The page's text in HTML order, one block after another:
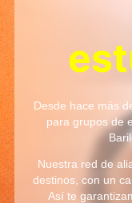
Desde hace más
para grupos de
Nuestra red de
destinos, con un
Así te